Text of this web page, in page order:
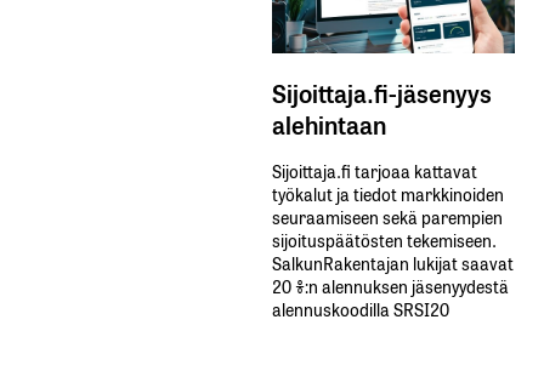
Sijoittaja.fi-jäsenyys
alehintaan
Sijoittaja.fi tarjoaa kattavat
työkalut ja tiedot markkinoiden
seuraamiseen sekä parempien
sijoituspäätösten tekemiseen.
SalkunRakentajan lukijat saavat
20 %:n alennuksen jäsenyydestä
alennuskoodilla SRSI20